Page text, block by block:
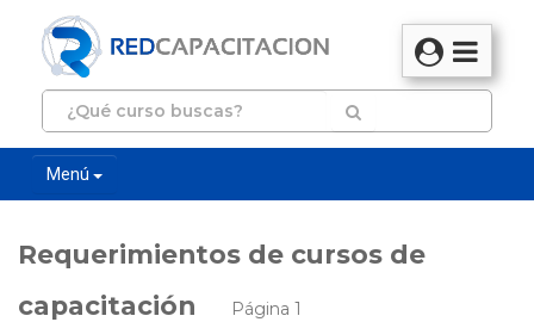
Menú
Requerimientos de cursos de
capacitación
Página 1